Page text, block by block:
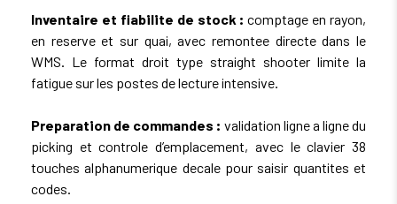
Inventaire et fiabilite de stock : comptage en rayon,
en reserve et sur quai, avec remontee directe dans le
WMS. Le format droit type straight shooter limite la
fatigue sur les postes de lecture intensive.
Preparation de commandes : validation ligne a ligne du
picking et controle d’emplacement, avec le clavier 38
touches alphanumerique decale pour saisir quantites et
codes.